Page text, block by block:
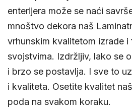
enterijera može se naći
mnoštvo dekora naš
vrhunskim kvalitetom izrade i
svojstvima. Izdržljiv, lako se
i brzo se postavlja. I sve to
i kvaliteta. Osetite kvalitet
poda na svakom koraku.